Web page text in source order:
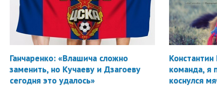
Ганчаренко: «Влашича сложно
заменить, но Кучаеву и Дзагоеву
сегодня это удалось»
Константин
команда, я
коснулся